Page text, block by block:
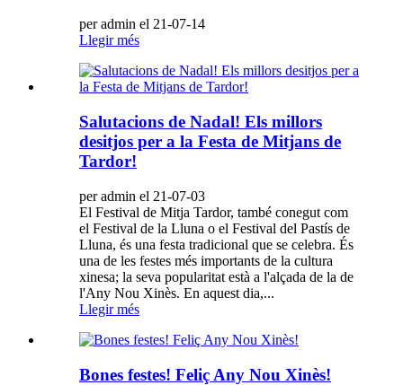
per admin el 21-07-14
Llegir més
Salutacions de Nadal! Els millors
desitjos per a la Festa de Mitjans de
Tardor!
per admin el 21-07-03
El Festival de Mitja Tardor, també conegut com
el Festival de la Lluna o el Festival del Pastís de
Lluna, és una festa tradicional que se celebra. És
una de les festes més importants de la cultura
xinesa; la seva popularitat està a l'alçada de la de
l'Any Nou Xinès. En aquest dia,...
Llegir més
Bones festes! Feliç Any Nou Xinès!